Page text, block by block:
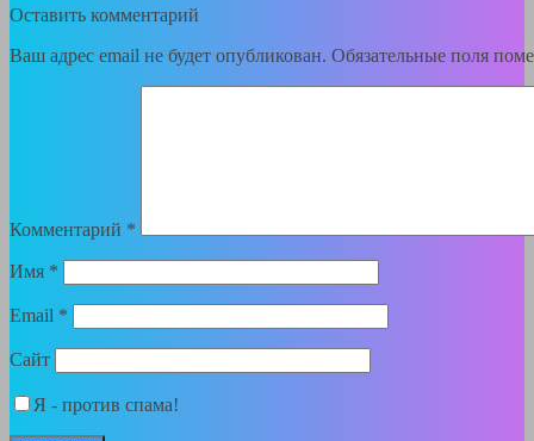
Оставить комментарий
Ваш адрес email не будет опубликован. Обязательные поля
Комментарий *
Имя *
Email *
Сайт
Я - против спама!